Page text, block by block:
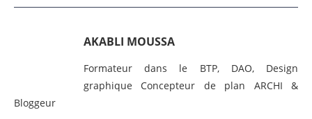
AKABLI MOUSSA
Formateur dans le BTP, DAO, Design
graphique Concepteur de plan ARCHI &
Bloggeur